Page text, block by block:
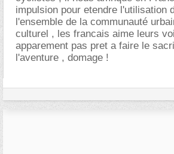
impulsion pour etendre l'utilisation
l'ensemble de la communauté
culturel , les francais aime leurs
apparement pas pret a faire le
l'aventure , domage !